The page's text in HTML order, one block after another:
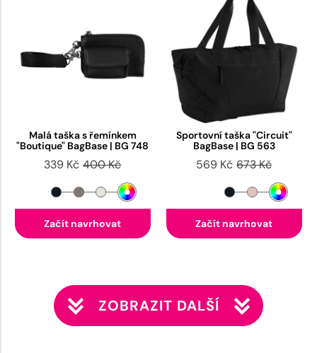
Malá taška s řemínkem
"Boutique" BagBase | BG 748
339 Kč 400 Kč
Začít navrhovat
Sportovní taška "Circuit"
BagBase | BG 563
569 Kč 673 Kč
Začít navrhovat
ZOBRAZIT DALŠÍ